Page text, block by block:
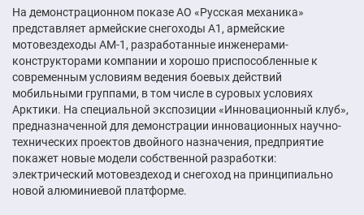
На демонстрационном показе АО «Русская механика»
представляет армейские снегоходы А1, армейские
мотовездеходы АМ-1, разработанные инженерами-
конструкторами компании и хорошо приспособленные к
современным условиям ведения боевых действий
мобильными группами, в том числе в суровых условиях
Арктики. На специальной экспозиции «Инновационный клуб»,
предназначенной для демонстрации инновационных научно-
технических проектов двойного назначения, предприятие
покажет новые модели собственной разработки:
электрический мотовездеход и снегоход на принципиально
новой алюминиевой платформе.